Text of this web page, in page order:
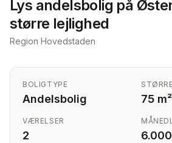
Lys andelsbolig på
større lejlighed
Region Hovedstaden
BOLIGTYPE
Andelsbolig 75 m²
VÆRELSER
2